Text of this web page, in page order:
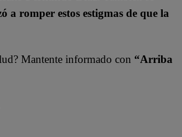
a romper estos estigmas de que la
Mantente informado con “Arriba